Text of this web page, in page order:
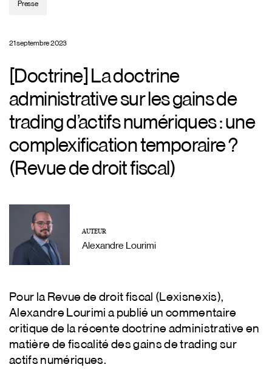
Presse
21 septembre 2023
[Doctrine] La doctrine
administrative sur les gains de
trading d’actifs numériques : une
complexification temporaire ?
(Revue de droit fiscal)
AUTEUR
Alexandre Lourimi
Pour la Revue de droit fiscal (Lexisnexis),
Alexandre Lourimi a publié un commentaire
critique de la récente doctrine administrative en
matière de fiscalité des gains de trading sur
actifs numériques.